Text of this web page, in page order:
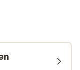
in de
een
of glij
zorgt ervoor
alles te doen is